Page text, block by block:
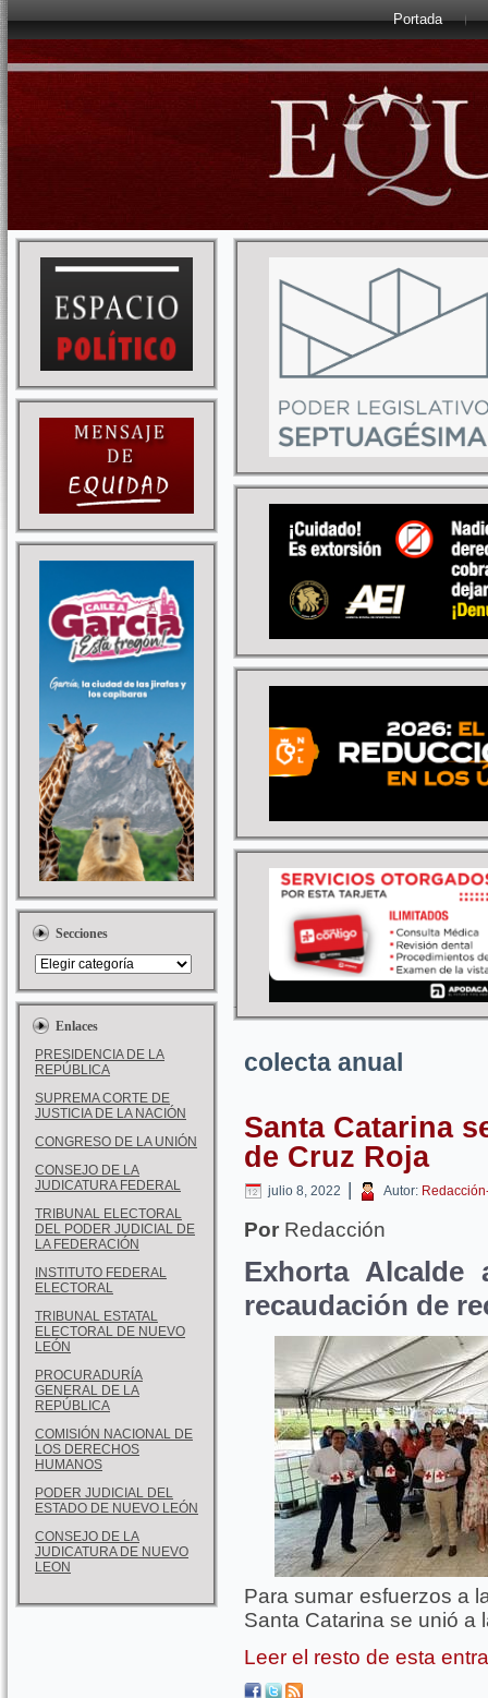
Portada
Secciones
Enlaces
PRESIDENCIA DE LA
REPÚBLICA
SUPREMA CORTE DE
JUSTICIA DE LA NACIÓN
CONGRESO DE LA UNIÓN
CONSEJO DE LA
JUDICATURA FEDERAL
TRIBUNAL ELECTORAL
DEL PODER JUDICIAL DE
LA FEDERACIÓN
INSTITUTO FEDERAL
ELECTORAL
TRIBUNAL ESTATAL
ELECTORAL DE NUEVO
LEÓN
PROCURADURÍA
GENERAL DE LA
REPÚBLICA
COMISIÓN NACIONAL DE
LOS DERECHOS
HUMANOS
PODER JUDICIAL DEL
ESTADO DE NUEVO LEÓN
CONSEJO DE LA
JUDICATURA DE NUEVO
LEON
colecta anual
Santa Catarina
de Cruz Roja
julio 8, 2022 | Autor:
Por Redacción
Exhorta Alcalde
recaudación de
Para sumar esfuerzos a
Santa Catarina se unió a
Leer el resto de esta